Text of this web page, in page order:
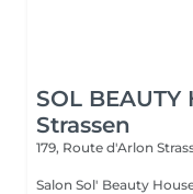
SOL BEAUTY
Strassen
179, Route d'Arlon
Salon Sol' Beauty